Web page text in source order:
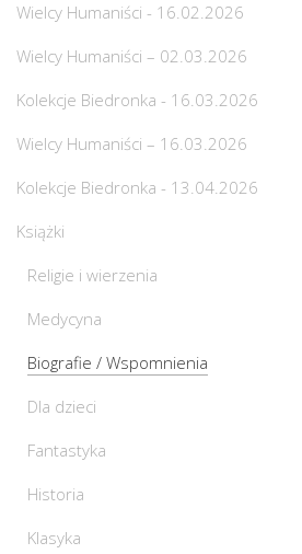
Wielcy Humaniści - 16.02.2026
Wielcy Humaniści – 02.03.2026
Kolekcje Biedronka - 16.03.2026
Wielcy Humaniści – 16.03.2026
Kolekcje Biedronka - 13.04.2026
Książki
Religie i wierzenia
Medycyna
Biografie / Wspomnienia
Dla dzieci
Fantastyka
Historia
Klasyka